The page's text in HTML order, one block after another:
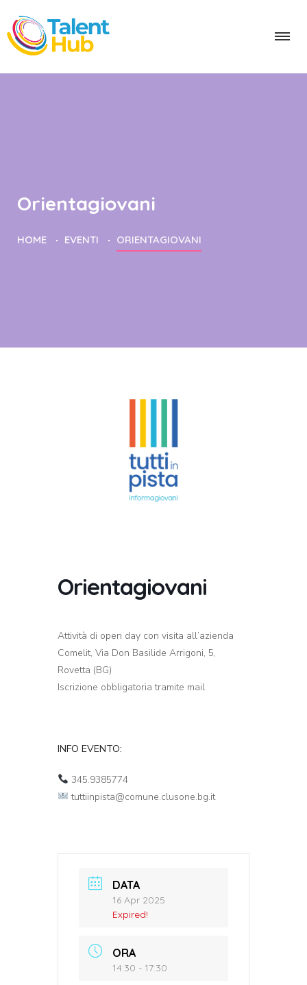
Orientagiovani
HOME EVENTI ORIENTAGIOVANI
Orientagiovani
Attività di open day con visita all’azienda
Comelit, Via Don Basilide Arrigoni, 5,
Rovetta (BG)
Iscrizione obbligatoria tramite mail
INFO EVENTO:
345.9385774
tuttiinpista@comune.clusone.bg.it
DATA
16 Apr 2025
Expired!
ORA
14:30 - 17:30